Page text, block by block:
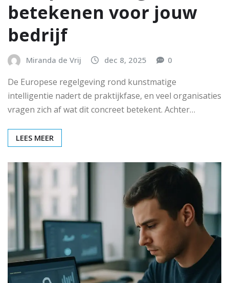
betekenen voor jouw
bedrijf
Miranda de Vrij dec 8, 2025 0
De Europese regelgeving rond kunstmatige
intelligentie nadert de praktijkfase, en veel organisaties
vragen zich af wat dit concreet betekent. Achter…
LEES MEER